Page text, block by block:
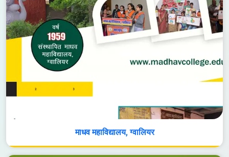
माधव महाविद्यालय, ग्वालियर